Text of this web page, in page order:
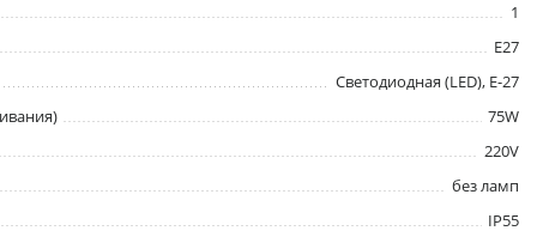
1
E27
Светодиодная (LED), Е-27
75W
220V
без ламп
IP55